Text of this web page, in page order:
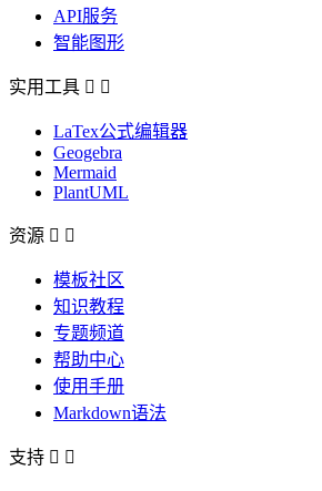
API服务
智能图形
实用工具  
LaTex公式编辑器
Geogebra
Mermaid
PlantUML
资源  
模板社区
知识教程
专题频道
帮助中心
使用手册
Markdown语法
支持  